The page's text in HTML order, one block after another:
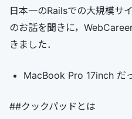
日本一のRailsでの大規模サ
のお話を聞きに，
きました．
MacBook Pro 17inch だ
##クックパッドとは